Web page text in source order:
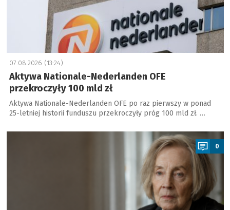
07.08.2026 (13:24)
Aktywa Nationale-Nederlanden OFE
przekroczyły 100 mld zł
Aktywa Nationale-Nederlanden OFE po raz pierwszy w ponad
25-letniej historii funduszu przekroczyły próg 100 mld zł. …
a
0